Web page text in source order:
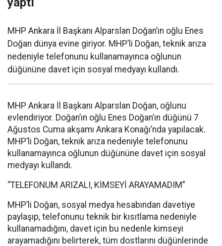
MHP Ankara İl Başkanı Alparslan Doğan’ın oğlu Enes
Doğan dünya evine giriyor. MHP’li Doğan, teknik arıza
nedeniyle telefonunu kullanamayınca oğlunun
düğününe davet için sosyal medyayı kullandı.
MHP Ankara İl Başkanı Alparslan Doğan, oğlunu
evlendiriyor. Doğan’ın oğlu Enes Doğan’ın düğünü 7
Ağustos Cuma akşamı Ankara Konağı’nda yapılacak.
MHP’li Doğan, teknik arıza nedeniyle telefonunu
kullanamayınca oğlunun düğününe davet için sosyal
medyayı kullandı.
“TELEFONUM ARIZALI, KİMSEYİ ARAYAMADIM”
MHP’li Doğan, sosyal medya hesabından davetiye
paylaşıp, telefonunu teknik bir kısıtlama nedeniyle
kullanamadığını, davet için bu nedenle kimseyi
arayamadığını belirterek, tüm dostlarını düğünlerinde